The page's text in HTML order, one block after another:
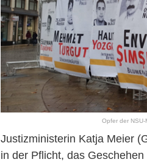
Opfer der
Justizministerin Katja Meier
in der Pflicht, das